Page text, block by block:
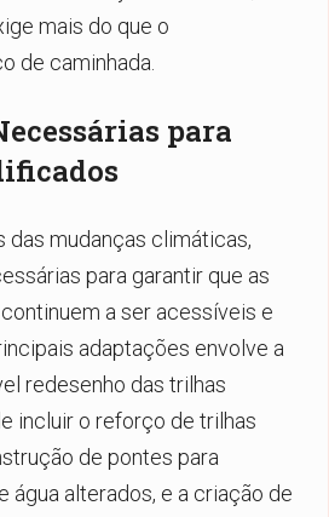
mais do que o
de caminhada.
para
das mudanças climáticas,
para garantir que as
a ser acessíveis e
adaptações envolve a
redesenho das trilhas
incluir o reforço de trilhas
de pontes para
água alterados, e a criação de